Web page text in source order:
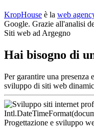
KropHouse è la web
Google. Grazie all'analisi
Siti web ad Argegno
Hai bisogno di
Per garantire una presenza
sviluppo di siti web
Progettazione e sviluppo